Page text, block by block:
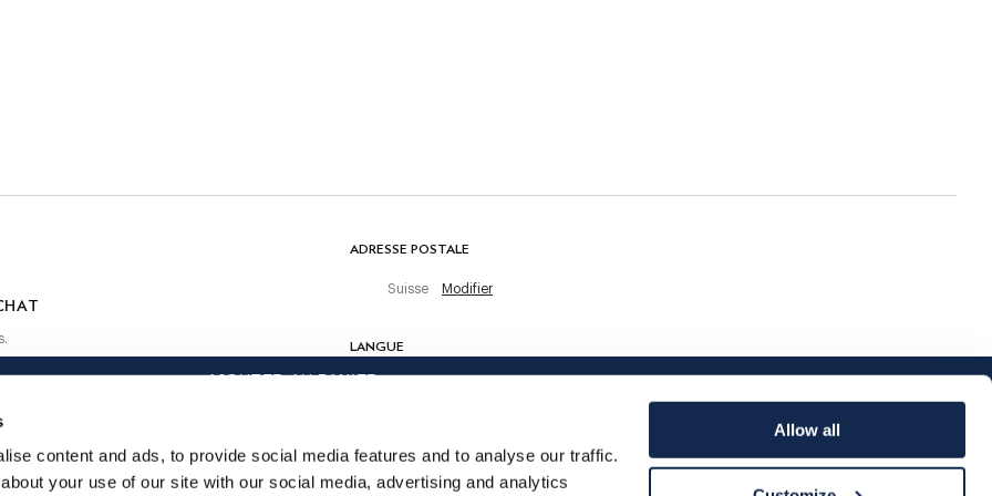
content and ads, to provide social media features and to analyse our traffic.
your use of our site with our social media, advertising and analytics
Allow all
AJOUTER AU PANIER
ADRESSE POSTALE
Suisse Modifier
LANGUE